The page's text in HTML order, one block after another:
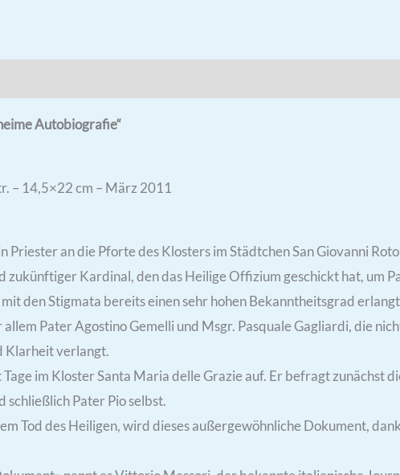
Autobiografie“
– 14,5×22 cm – März 2011
Priester an die Pforte des Klosters im Städtchen San Giovanni
zukünftiger Kardinal, den das Heilige Offizium geschickt hat, um
den Stigmata bereits einen sehr hohen Bekanntheitsgrad
Pater Agostino Gemelli und Msgr. Pasquale Gagliardi, die
Klarheit verlangt.
Tage im Kloster Santa Maria delle Grazie auf. Er befragt
schließlich Pater Pio selbst.
Tod des Heiligen, wird dieses außergewöhnliche Dokument,